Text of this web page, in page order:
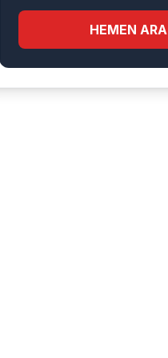
Malkoç
HEMEN ARA